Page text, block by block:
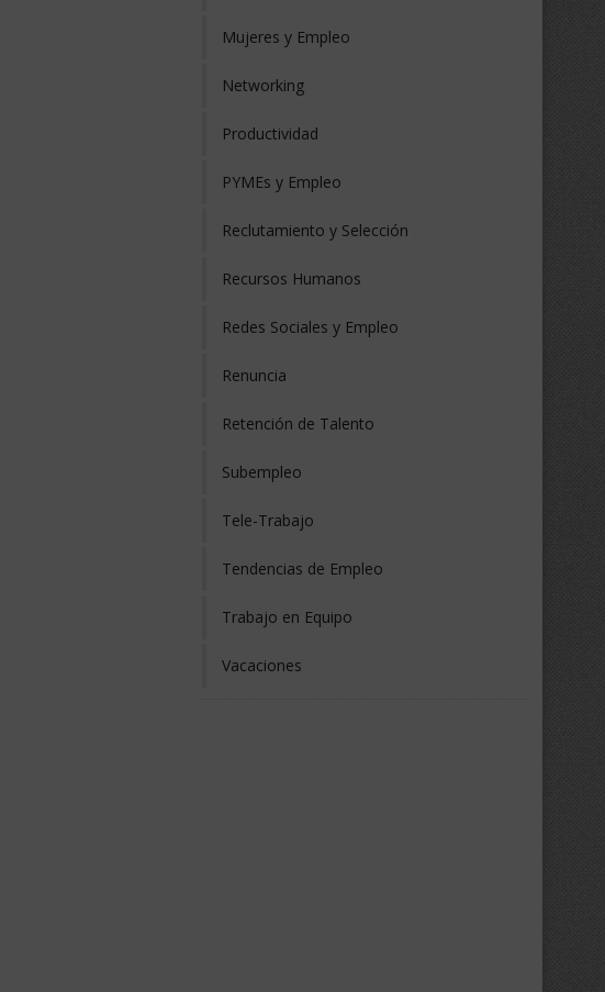
Mujeres y Empleo
Networking
Productividad
PYMEs y Empleo
Reclutamiento y Selección
Recursos Humanos
Redes Sociales y Empleo
Renuncia
Retención de Talento
Subempleo
Tele-Trabajo
Tendencias de Empleo
Trabajo en Equipo
Vacaciones